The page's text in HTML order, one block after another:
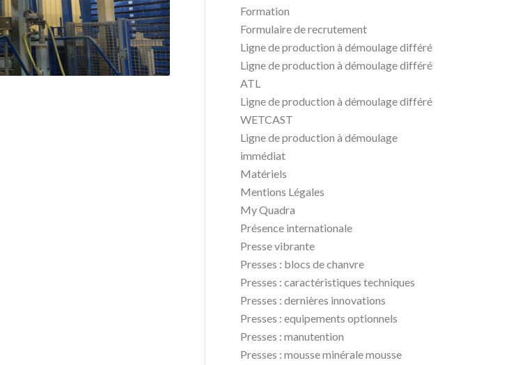
Formation
Formulaire de recrutement
Ligne de production à démoulage différé
Ligne de production à démoulage différé
ATL
Ligne de production à démoulage différé
WETCAST
Ligne de production à démoulage
immédiat
Matériels
Mentions Légales
My Quadra
Présence internationale
Presse vibrante
Presses : blocs de chanvre
Presses : caractéristiques techniques
Presses : dernières innovations
Presses : equipements optionnels
Presses : manutention
Presses : mousse minérale mousse